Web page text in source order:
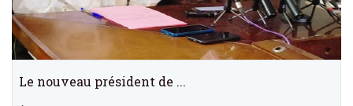
Le nouveau président de ...